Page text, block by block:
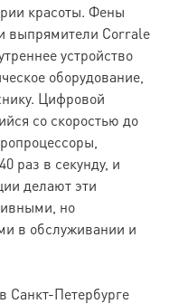
красоты. Фены
выпрямители Corrale
устройство
оборудование,
Цифровой
со скоростью до
раз в секунду, и
делают эти
но
в обслуживании и
Санкт-Петербурге